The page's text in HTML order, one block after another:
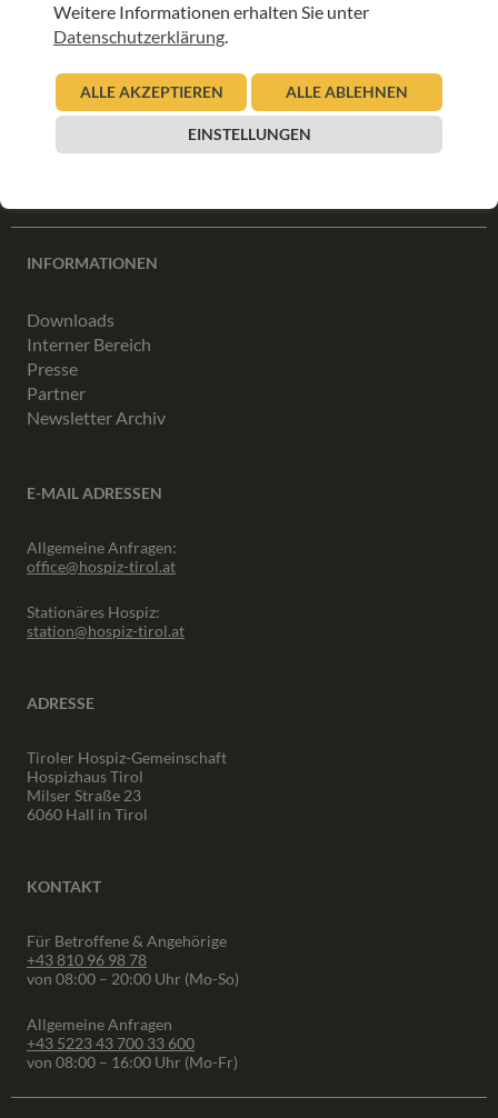
UNSER NEWSLETTER:
ANMELDEN
INFORMATIONEN
Downloads
Interner Bereich
Presse
Partner
Newsletter Archiv
E-MAIL ADRESSEN
Allgemeine Anfragen:
office@hospiz-tirol.at
Stationäres Hospiz:
station@hospiz-tirol.at
ADRESSE
Tiroler Hospiz-Gemeinschaft
Hospizhaus Tirol
Milser Straße 23
6060 Hall in Tirol
KONTAKT
Für Betroffene & Angehörige
+43 810 96 98 78
von 08:00 – 20:00 Uhr (Mo-So)
Allgemeine Anfragen
+43 5223 43 700 33 600
von 08:00 – 16:00 Uhr (Mo-Fr)
Weitere Informationen erhalten Sie unter
Datenschutzerklärung.
ALLE AKZEPTIEREN ALLE ABLEHNEN
EINSTELLUNGEN